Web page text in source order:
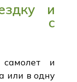
и
с
самолет и
или в одну